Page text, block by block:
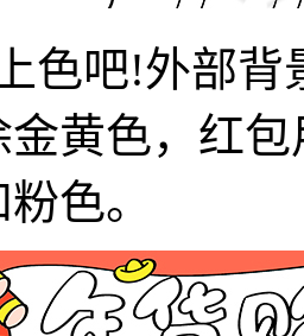
吧!外部背
黄色，红
色。